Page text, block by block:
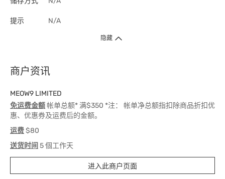
提示 N/A
隐藏
商户资讯
MEOW9 LIMITED
免运费金额帐单总额* 满$350 *注： 帐单净总额指扣除商品折扣优
惠、优惠券及运费后的金额。
运费$80
送货时间 5 個工作天
进入此商户页面